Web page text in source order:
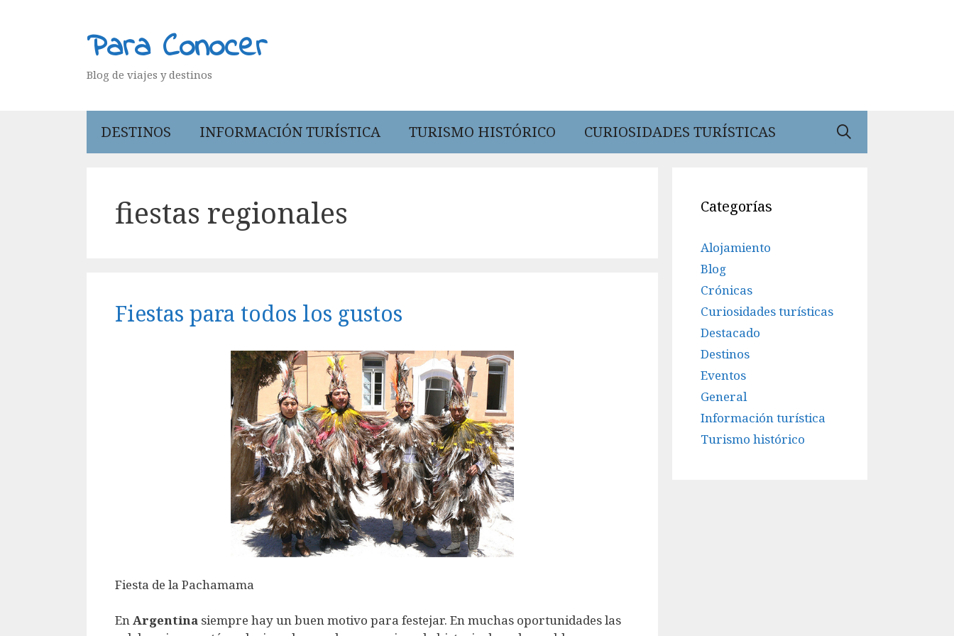
Para Conocer
Blog de viajes y destinos
DESTINOS INFORMACIÓN TURÍSTICA TURISMO HISTÓRICO CURIOSIDADES TURÍSTICAS
fiestas regionales
Fiestas para todos los gustos
Fiesta de la Pachamama
EnArgentina siempre hay un buen motivo para festejar. En muchas oportunidades las
Categorías
Alojamiento
Blog
Crónicas
Curiosidades turísticas
Destacado
Destinos
Eventos
General
Información turística
Turismo histórico